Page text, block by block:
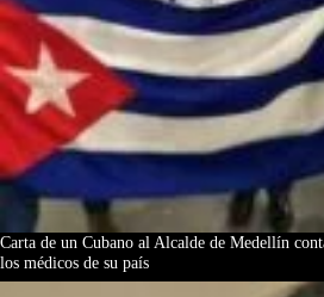
Carta de un Cubano al Alcalde de Medellín
los médicos de su país